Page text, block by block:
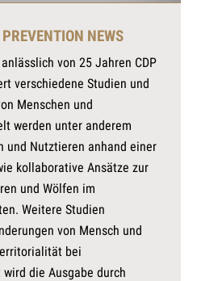
NEWS
von 25 Jahren CDP
verschiedene Studien und
Menschen und
werden unter anderem
und Nutztieren anhand einer
kollaborative Ansätze zur
und Wölfen im
Weitere Studien
von Mensch und
bei
die Ausgabe durch